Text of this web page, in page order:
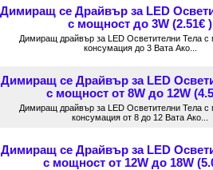
Димиращ се Драйвър за LED
с мощност до 3W (2.51€ )
Димиращ драйвър за LED Осветителни Тела с
консумация до 3 Вата Ако...
Димиращ се Драйвър за LED
с мощност от 8W до 12W
Димиращ драйвър за LED Осветителни Тела с
консумация от 8 до 12 Вата Ако...
Димиращ се Драйвър за LED
с мощност от 12W до 18W